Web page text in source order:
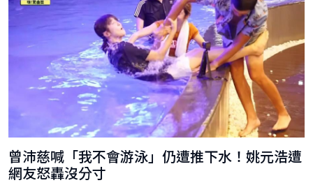
曾沛慈喊「我不會游泳」仍遭推下水！姚元浩遭
網友怒轟沒分寸